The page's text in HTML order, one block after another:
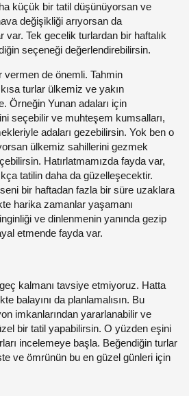
küçük bir tatil düşünüyorsan ve
değişikliği arıyorsan da
var. Tek gecelik turlardan bir haftalık
seçeneği değerlendirebilirsin.
vermen de önemli. Tahmin
turlar ülkemiz ve yakın
Örneğin Yunan adaları için
seçebilir ve muhteşem kumsalları,
adaları gezebilirsin. Yok ben o
ülkemiz sahillerini gezmek
Hatırlatmamızda fayda var,
tatilin daha da güzelleşecektir.
bir haftadan fazla bir süre uzaklara
harika zamanlar yaşamanı
ve dinlenmenin yanında gezip
etmende fayda var.
kalmanı tavsiye etmiyoruz. Hatta
balayını da planlamalısın. Bu
imkanlarından yararlanabilir ve
bir tatil yapabilirsin. O yüzden eşini
incelemeye başla. Beğendiğin turlar
ve ömrünün bu en güzel günleri için